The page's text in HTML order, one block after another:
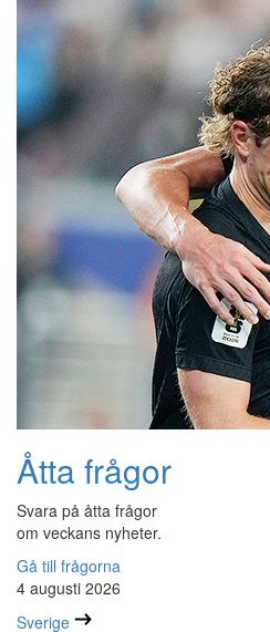
Åtta frågor
Svara på åtta frågor
om veckans nyheter.
Gå till frågorna
4 augusti 2026
Sverige